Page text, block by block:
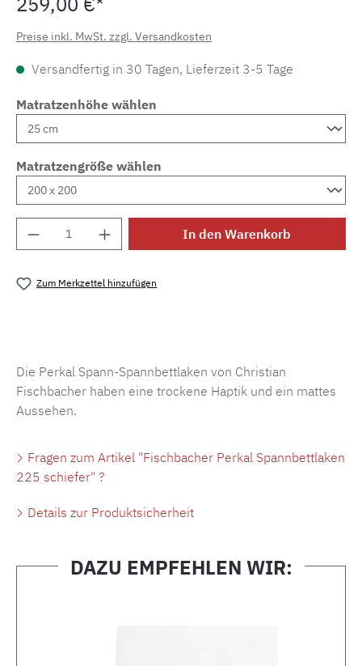
Preise inkl. MwSt. zzgl. Versandkosten
Versandfertig in 30 Tagen, Lieferzeit 3-5 Tage
Matratzenhöhe wählen
Matratzengröße wählen
Produkt Anzahl: Gib den gewünschten
In den Warenkorb
Zum Merkzettel hinzufügen
Die Perkal Spann-Spannbettlaken von Christian
Fischbacher haben eine trockene Haptik und ein mattes
Aussehen.
Fragen zum Artikel "Fischbacher Perkal Spannbettlaken
225 schiefer" ?
Details zur Produktsicherheit
DAZU EMPFEHLEN WIR: